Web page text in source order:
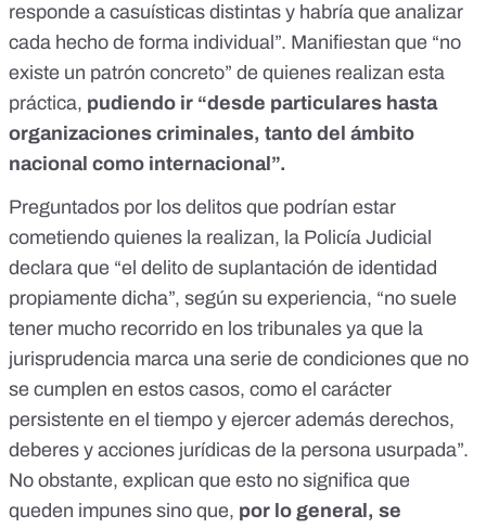
responde a casuísticas distintas y habría que analizar
cada hecho de forma individual”. Manifiestan que “no
existe un patrón concreto” de quienes realizan esta
práctica, pudiendo ir “desde particulares hasta
organizaciones criminales, tanto del ámbito
nacional como internacional”.
Preguntados por los delitos que podrían estar
cometiendo quienes la realizan, la Policía Judicial
declara que “el delito de suplantación de identidad
propiamente dicha”, según su experiencia, “no suele
tener mucho recorrido en los tribunales ya que la
jurisprudencia marca una serie de condiciones que no
se cumplen en estos casos, como el carácter
persistente en el tiempo y ejercer además derechos,
deberes y acciones jurídicas de la persona usurpada”.
No obstante, explican que esto no significa que
queden impunes sino que, por lo general, se